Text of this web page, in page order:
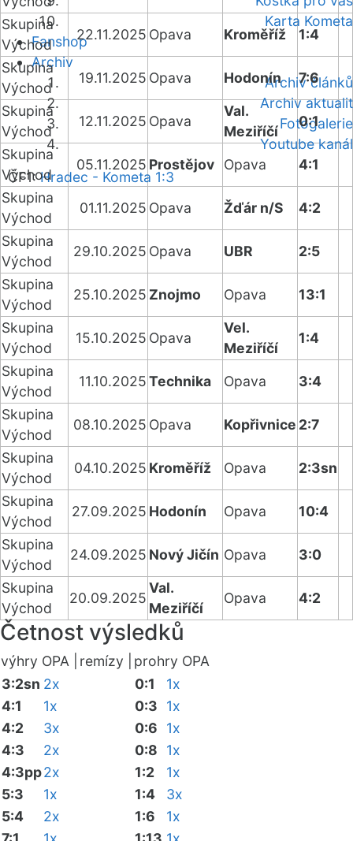
Karta Kometa
Fanshop
Archiv
Archiv článků
Archiv aktualit
Fotogalerie
Youtube kanál
ČF1:Hradec - Kometa 1:3
Skupina
Východ
22.11.2025 Opava Kroměříž
1:4
Skupina
Východ
19.11.2025 Opava Hodonín
7:6
Skupina
Východ
12.11.2025 Opava
Val.
Meziříčí
0:1
Skupina
Východ
05.11.2025 Prostějov Opava
4:1
Skupina
Východ
01.11.2025 Opava Žďár n/S
4:2
Skupina
Východ
29.10.2025 Opava UBR
2:5
Skupina
Východ
25.10.2025 Znojmo Opava
13:1
Skupina
Východ
15.10.2025 Opava
Vel.
Meziříčí
1:4
Skupina
Východ
11.10.2025Technika Opava
3:4
Skupina
Východ
08.10.2025 Opava Kopřivnice 2:7
Skupina
Východ
04.10.2025 Kroměříž Opava
2:3sn
Skupina
Východ
27.09.2025 Hodonín Opava
10:4
Skupina
Východ
24.09.2025 Nový Jičín Opava
3:0
Skupina
Východ
20.09.2025
Val.
Meziříčí
Opava 4:2
Četnost výsledků
výhry OPA | remízy |
prohry OPA
3:2sn 2x
4:1
1x
4:2
3x
4:3
2x
4:3pp2x
5:3
1x
5:4
2x
0:1
1x
0:3
1x
0:6
1x
0:8
1x
1:2
1x
1:4
3x
1:6
1x